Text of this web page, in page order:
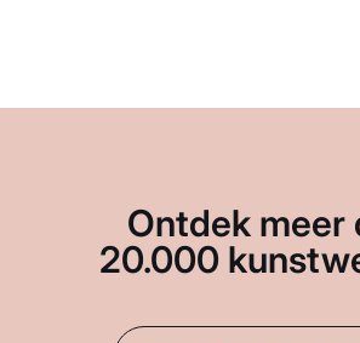
Ontdek meer
20.000